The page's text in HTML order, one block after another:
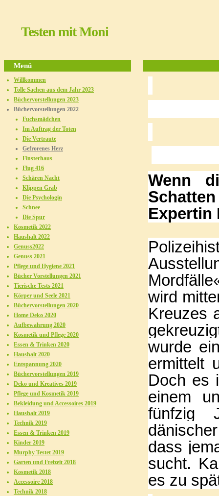
Testen mit Moni
Wenn
Expertin
wird
Kreuzes
wurde
ermittelt
Doch es
einem
fünfzig
dass
sucht.
es zu
Menü
Willkommen
Tolle Sachen aus dem Jahr 2023
Büchervorstellungen 2023
Büchervorstellungen 2022
Fuchsmädchen
Im Auftrag der Toten
Die Vertraute
Gefrorenes Herz
Finsterhaus
Flug 416
Schären Nacht
Klippen Grab
Die Psychologin
Schnee
Die Spur
Kosmetik 2022
Haushalt 2022
Genuss2022
Genuss 2021
Pflege und Hygiene 2021
Bücher Vorstellungen 2021
Tierische Tests 2021
Körper und Seele 2021
Büchervorstellungen 2020
Home Deko 2020
Aufbewahrung 2020
Kosmetik und Pflege 2020
Essen & Trinken 2020
Haushalt 2020
Entspannung 2020
Büchervorstellungen 2019
Deko und Kreatives 2019
Pflege und Kosmetik 2019
Bekleidung und Accessoires 2019
Haushalt 2019
Technik 2019
Essen & Trinken 2019
Kinder 2019
Murphy Testet 2019
Garten und Freizeit 2018
Kosmetik 2018
Accessoire 2018
Technik 2018